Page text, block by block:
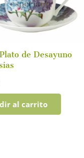
de Desayuno
al carrito